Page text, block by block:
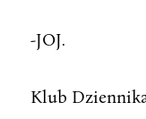
-JOJ.
Klub